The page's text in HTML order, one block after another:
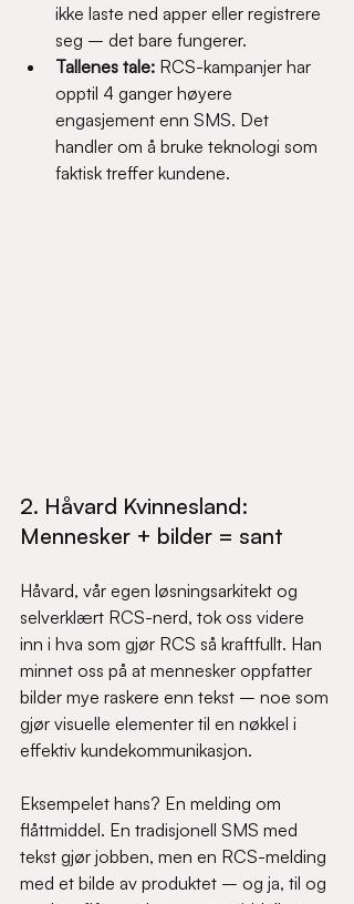
ikke laste ned apper eller registrere
seg – det bare fungerer.
Tallenes tale: RCS-kampanjer har
opptil 4 ganger høyere
engasjement enn SMS. Det
handler om å bruke teknologi som
faktisk treffer kundene.
2. Håvard Kvinnesland:
Mennesker + bilder = sant
Håvard, vår egen løsningsarkitekt og
selverklært RCS-nerd, tok oss videre
inn i hva som gjør RCS så kraftfullt. Han
minnet oss på at mennesker oppfatter
bilder mye raskere enn tekst – noe som
gjør visuelle elementer til en nøkkel i
effektiv kundekommunikasjon.
Eksempelet hans? En melding om
flåttmiddel. En tradisjonell SMS med
tekst gjør jobben, men en RCS-melding
med et bilde av produktet – og ja, til og